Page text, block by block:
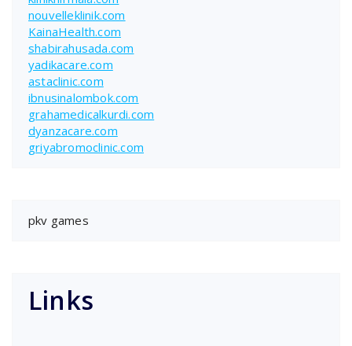
nouvelleklinik.com
KainaHealth.com
shabirahusada.com
yadikacare.com
astaclinic.com
ibnusinalombok.com
grahamedicalkurdi.com
dyanzacare.com
griyabromoclinic.com
pkv games
Links